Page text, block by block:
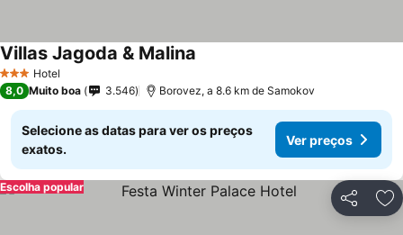
3 EstrelasHotel
Villas Jagoda & Malina
8,0 Muito boa 3.546 Borovez, a 8.6 km de Samokov
Selecione as datas para ver os preços
exatos.
Ver preços
Partilhar
Escolha popular